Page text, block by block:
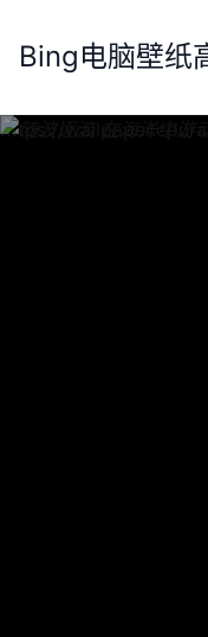
Bing电脑壁纸
https://